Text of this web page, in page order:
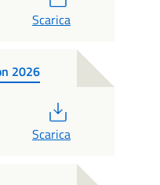
Scarica
2026
Scarica